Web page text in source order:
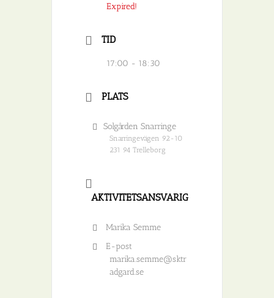
Expired!
TID
17:00 - 18:30
PLATS
Solgården Snarringe
Snarringevägen 92-10
231 94 Trelleborg
AKTIVITETSANSVARIG
Marika Semme
E-post
marika.semme@sktr
adgard.se